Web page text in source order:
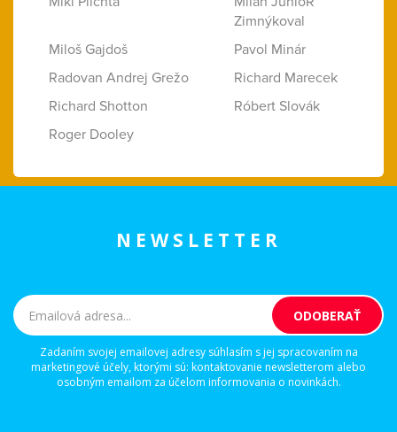
Zimnýkoval
Miloš Gajdoš
Pavol Minár
Radovan Andrej Grežo
Richard Marecek
Richard Shotton
Róbert Slovák
Roger Dooley
NEWSLETTER
Zadaním svojej emailovej adresy súhlasím s jej spracovaním na
marketingové účely, ktorými sú: kontaktovanie newsletterom alebo
osobným emailom za účelom informovania o novinkách.